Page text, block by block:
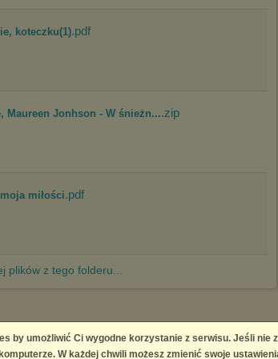
koteczku(1).pdf
Maureen Jonhson - W śnieżn....zip
miłości.pdf
plików z tego folderu...
infringement
by umożliwić Ci wygodne korzystanie z serwisu. Jeśli
W każdej chwili możesz zmienić swoje